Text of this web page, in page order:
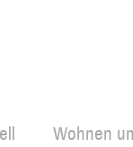
Wohnen